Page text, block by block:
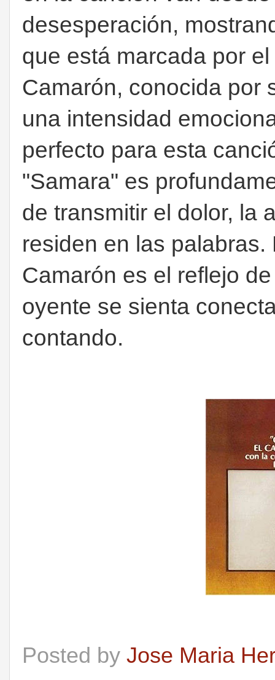
desesperación,
que está marcada por
Camarón, conocida por
una intensidad
perfecto para esta
"Samara" es
de transmitir el dolor, la
residen en las
Camarón es el reflejo
oyente se sienta
contando.
Posted by Jose Maria